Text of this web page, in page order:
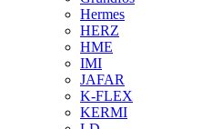
Hermes
HERZ
HME
IMI
JAFAR
K-FLEX
KERMI